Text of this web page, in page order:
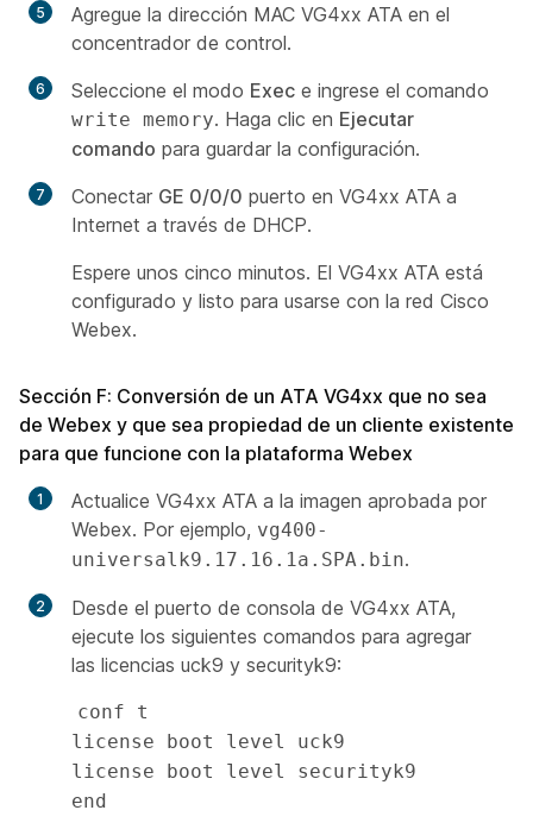
Agregue la dirección MAC VG4xx ATA en el
concentrador de control.
Seleccione el modo Exec e ingrese el comando
write memory. Haga clic en Ejecutar
comando para guardar la configuración.
Conectar GE 0/0/0 puerto en VG4xx ATA a
Internet a través de DHCP.
Espere unos cinco minutos. El VG4xx ATA está
configurado y listo para usarse con la red Cisco
Webex.
Sección F: Conversión de un ATA VG4xx que no sea
de Webex y que sea propiedad de un cliente existente
para que funcione con la plataforma Webex
Actualice VG4xx ATA a la imagen aprobada por
Webex. Por ejemplo, vg400-
universalk9.17.16.1a.SPA.bin.
Desde el puerto de consola de VG4xx ATA,
ejecute los siguientes comandos para agregar
las licencias uck9 y securityk9:
conf t
license boot level uck9
license boot level securityk9
end